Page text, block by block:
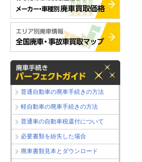
普通自動車の廃車手続きの方法
軽自動車の廃車手続きの方法
普通車の自動車税還付について
必要書類を紛失した場合
廃車書類見本とダウンロード